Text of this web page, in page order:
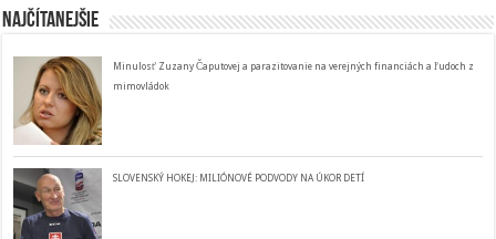
Najčítanejšie
Minulosť Zuzany Čaputovej a parazitovanie na verejných financiách a ľudoch z
mimovládok
SLOVENSKÝ HOKEJ: MILIÓNOVÉ PODVODY NA ÚKOR DETÍ